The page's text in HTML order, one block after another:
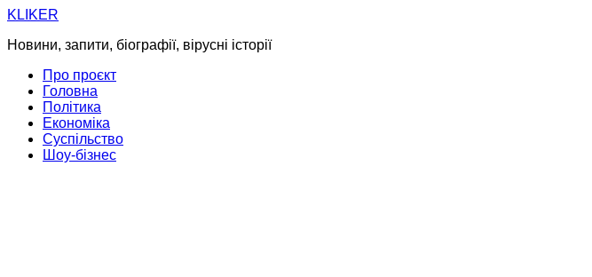
Skip
content
KLIKER
Новини, запити, біографії, вірусні історії
Про проєкт
Головна
Політика
Економіка
Суспільство
Шоу-бізнес